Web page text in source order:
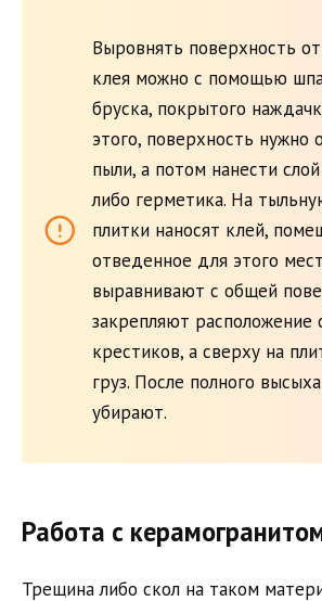
Выровнять поверхность
клея можно с помощью
бруска, покрытого
этого, поверхность нужно
пыли, а потом нанести
либо герметика. На
плитки наносят клей,
отведенное для этого
выравнивают с общей
закрепляют
крестиков, а сверху на
груз. После полного
убирают.
Работа с
Трещина либо скол на таком